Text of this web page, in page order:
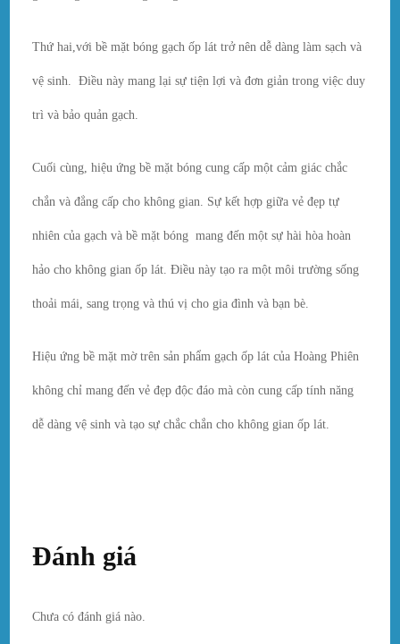
Thứ hai,với bề mặt bóng gạch ốp lát trở nên dễ dàng làm sạch và
vệ sinh. Điều này mang lại sự tiện lợi và đơn giản trong việc duy
trì và bảo quản gạch.
Cuối cùng, hiệu ứng bề mặt bóng cung cấp một cảm giác chắc
chắn và đẳng cấp cho không gian. Sự kết hợp giữa vẻ đẹp tự
nhiên của gạch và bề mặt bóng mang đến một sự hài hòa hoàn
hảo cho không gian ốp lát. Điều này tạo ra một môi trường sống
thoải mái, sang trọng và thú vị cho gia đình và bạn bè.
Hiệu ứng bề mặt mờ trên sản phẩm gạch ốp lát của Hoàng Phiên
không chỉ mang đến vẻ đẹp độc đáo mà còn cung cấp tính năng
dễ dàng vệ sinh và tạo sự chắc chắn cho không gian ốp lát.
Đánh giá
Chưa có đánh giá nào.